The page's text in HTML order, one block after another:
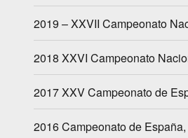
2019 – XXVII Campeonato
2018 XXVI Campeonato
2017 XXV Campeonato de
2016 Campeonato de